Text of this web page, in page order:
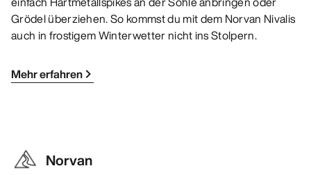
Grödel überziehen. So kommst du mit dem Norvan Nivalis
auch in frostigem Winterwetter nicht ins Stolpern.
Mehr erfahren
Norvan